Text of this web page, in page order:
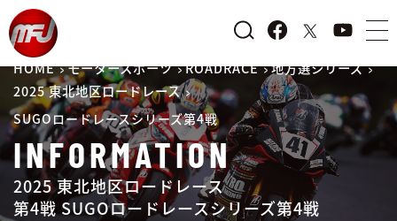
HOME モータースポーツ ROADRACE
地方選シリーズ
2025 東北地区ロードレース
SUGOロードレースシリーズ第4戦
INFORMATION
2025 東北地区ロードレース
第4戦 SUGOロードレースシリーズ第4戦